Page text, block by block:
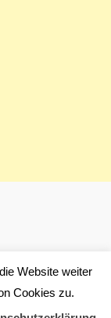
by SiteOrigin
Website weiter
Cookies zu.